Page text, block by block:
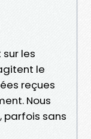
les
le
reçues
Nous
parfois sans